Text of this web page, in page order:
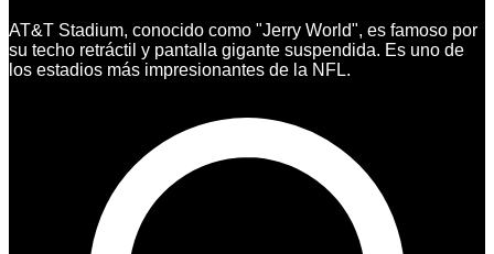
AT&T Stadium, conocido como "Jerry World", es famoso por
su techo retráctil y pantalla gigante suspendida. Es uno de
los estadios más impresionantes de la NFL.